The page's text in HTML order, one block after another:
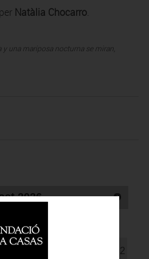
Natàlia Chocarro.
y una mariposa nocturna se miran,
2026
2